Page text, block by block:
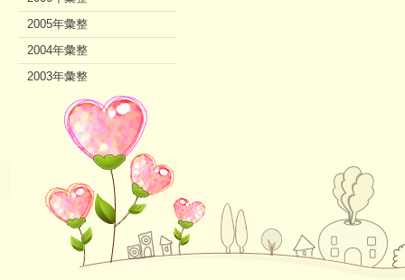
2005年彙整
2004年彙整
2003年彙整
2002年彙整